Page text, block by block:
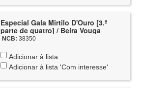
Especial Gala Mirtilo D'Ouro [3.ª
parte de quatro] / Beira Vouga
NCB: 38350
Adicionar à lista
Adicionar à lista 'Com interesse'